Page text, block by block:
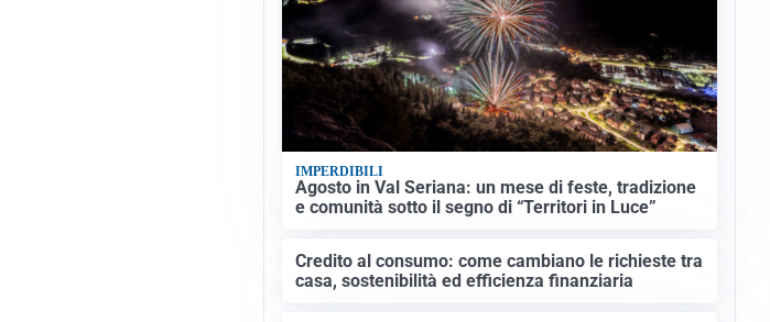
IMPERDIBILI
Agosto in Val Seriana: un mese di feste, tradizione
e comunità sotto il segno di “Territori in Luce”
Credito al consumo: come cambiano le richieste tra
casa, sostenibilità ed efficienza finanziaria